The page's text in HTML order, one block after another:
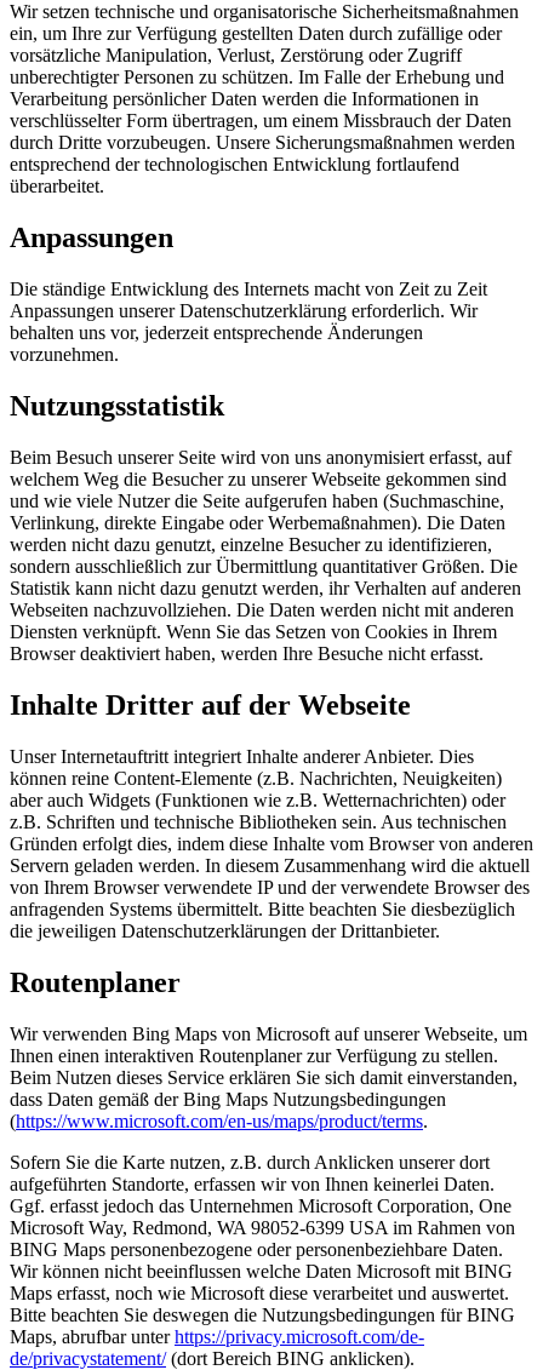
Wir setzen technische und organisatorische Sicherheitsmaßnahmen
ein, um Ihre zur Verfügung gestellten Daten durch zufällige oder
vorsätzliche Manipulation, Verlust, Zerstörung oder Zugriff
unberechtigter Personen zu schützen. Im Falle der Erhebung und
Verarbeitung persönlicher Daten werden die Informationen in
verschlüsselter Form übertragen, um einem Missbrauch der Daten
durch Dritte vorzubeugen. Unsere Sicherungsmaßnahmen werden
entsprechend der technologischen Entwicklung fortlaufend
überarbeitet.
Anpassungen
Die ständige Entwicklung des Internets macht von Zeit zu Zeit
Anpassungen unserer Datenschutzerklärung erforderlich. Wir
behalten uns vor, jederzeit entsprechende Änderungen
vorzunehmen.
Nutzungsstatistik
Beim Besuch unserer Seite wird von uns anonymisiert erfasst, auf
welchem Weg die Besucher zu unserer Webseite gekommen sind
und wie viele Nutzer die Seite aufgerufen haben (Suchmaschine,
Verlinkung, direkte Eingabe oder Werbemaßnahmen). Die Daten
werden nicht dazu genutzt, einzelne Besucher zu identifizieren,
sondern ausschließlich zur Übermittlung quantitativer Größen. Die
Statistik kann nicht dazu genutzt werden, ihr Verhalten auf anderen
Webseiten nachzuvollziehen. Die Daten werden nicht mit anderen
Diensten verknüpft. Wenn Sie das Setzen von Cookies in Ihrem
Browser deaktiviert haben, werden Ihre Besuche nicht erfasst.
Inhalte Dritter auf der Webseite
Unser Internetauftritt integriert Inhalte anderer Anbieter. Dies
können reine Content-Elemente (z.B. Nachrichten, Neuigkeiten)
aber auch Widgets (Funktionen wie z.B. Wetternachrichten) oder
z.B. Schriften und technische Bibliotheken sein. Aus technischen
Gründen erfolgt dies, indem diese Inhalte vom Browser von anderen
Servern geladen werden. In diesem Zusammenhang wird die aktuell
von Ihrem Browser verwendete IP und der verwendete Browser des
anfragenden Systems übermittelt. Bitte beachten Sie diesbezüglich
die jeweiligen Datenschutzerklärungen der Drittanbieter.
Routenplaner
Wir verwenden Bing Maps von Microsoft auf unserer Webseite, um
Ihnen einen interaktiven Routenplaner zur Verfügung zu stellen.
Beim Nutzen dieses Service erklären Sie sich damit einverstanden,
dass Daten gemäß der Bing Maps Nutzungsbedingungen
(https://www.microsoft.com/en-us/maps/product/terms.
Sofern Sie die Karte nutzen, z.B. durch Anklicken unserer dort
aufgeführten Standorte, erfassen wir von Ihnen keinerlei Daten.
Ggf. erfasst jedoch das Unternehmen Microsoft Corporation, One
Microsoft Way, Redmond, WA 98052-6399 USA im Rahmen von
BING Maps personenbezogene oder personenbeziehbare Daten.
Wir können nicht beeinflussen welche Daten Microsoft mit BING
Maps erfasst, noch wie Microsoft diese verarbeitet und auswertet.
Bitte beachten Sie deswegen die Nutzungsbedingungen für BING
Maps, abrufbar unterhttps://privacy.microsoft.com/de-
de/privacystatement/(dort Bereich BING anklicken).